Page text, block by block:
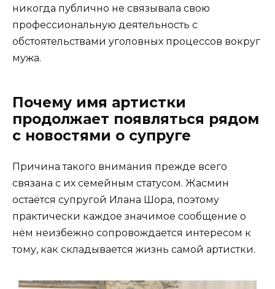
никогда публично не связывала свою
профессиональную деятельность с
обстоятельствами уголовных процессов вокруг
мужа.
Почему имя артистки
продолжает появляться рядом
с новостями о супруге
Причина такого внимания прежде всего
связана с их семейным статусом. Жасмин
остаётся супругой Илана Шора, поэтому
практически каждое значимое сообщение о
нём неизбежно сопровождается интересом к
тому, как складывается жизнь самой артистки.